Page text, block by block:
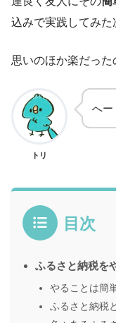
込みで実践してみた
思いのほか楽だった
トリ
へー
目次
ふるさと納税を
やることは簡
ふるさと納税